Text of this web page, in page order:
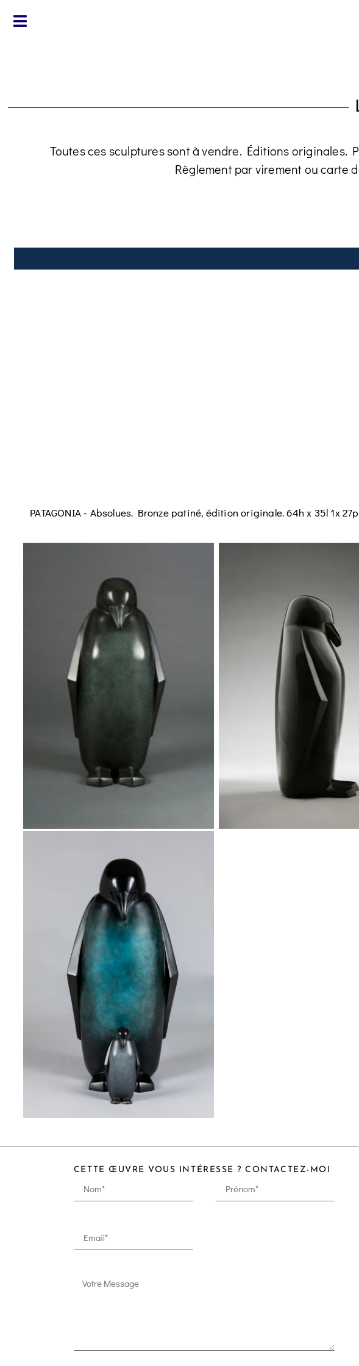
Toutes ces sculptures sont à vendre. Éditions originales.
Règlement par virement ou carte
PATAGONIA - Absolues. Bronze patiné, édition originale. 64h x 35l 1x 27p
CETTE ŒUVRE VOUS INTÉRESSE ? CONTACTEZ-MOI